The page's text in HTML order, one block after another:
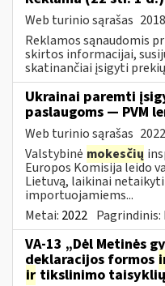
Web turinio sąrašas
Reklamos sąnaudomis
skirtos informacijai,
skatinančiai įsigyti prekių
Ukrainai paremti
paslaugoms — PVM
Web turinio sąrašas
Valstybinė mokesčių
Europos Komisija leido
Lietuvą, laikinai netaikyti
importuojamiems...
Metai: 2022 Pagrindinis:
VA-13 „Dėl Metinės
deklaracijos formos
ir tikslinimo